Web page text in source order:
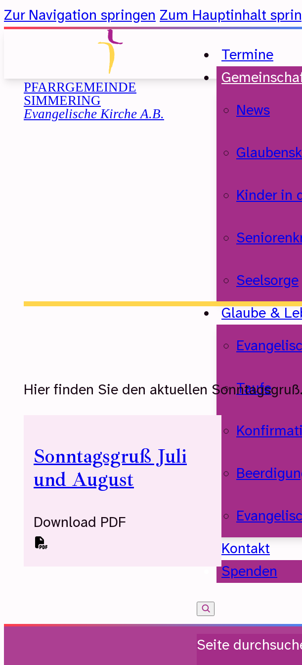
Zur Navigation springen Zum Hauptinhalt
PFARRGEMEINDE
SIMMERING
Evangelische Kirche A.B.
Termine
News
Kinder in
Seelsorge
Glaube &
Taufe
Kontakt
Spenden
Seite
Hier finden Sie den aktuellen Sonntagsgruß.
Sonntagsgruß Juli
und August
Download PDF